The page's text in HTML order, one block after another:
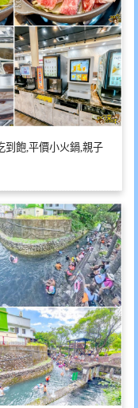
到飽,平價小火鍋,親子